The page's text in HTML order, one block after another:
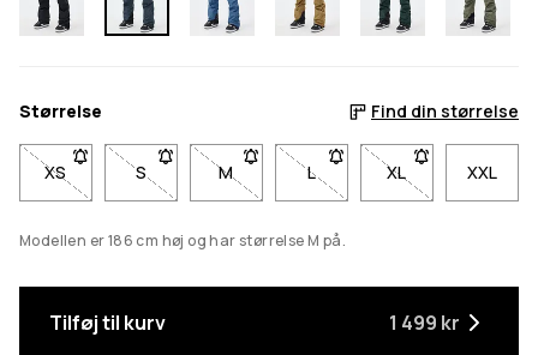
Størrelse Find din størrelse
XS- Størrelse XS er ikke tilgængelig. Klik for at blive
S- Størrelse S er ikke tilgængelig. Klik for at blive
M- Størrelse M er ikke tilgængelig. Klik
L- Størrelse L er ikke
XL- Størrelse XL er
XXL
Modellen er 186 cm høj og har størrelse M på.
Tilføj til kurv 1 499 kr